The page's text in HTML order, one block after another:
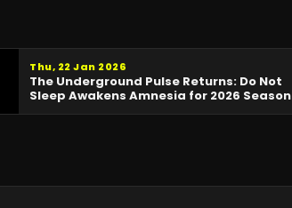
Thu, 22 Jan 2026
The Underground Pulse Returns: Do Not
Sleep Awakens Amnesia for 2026 Season